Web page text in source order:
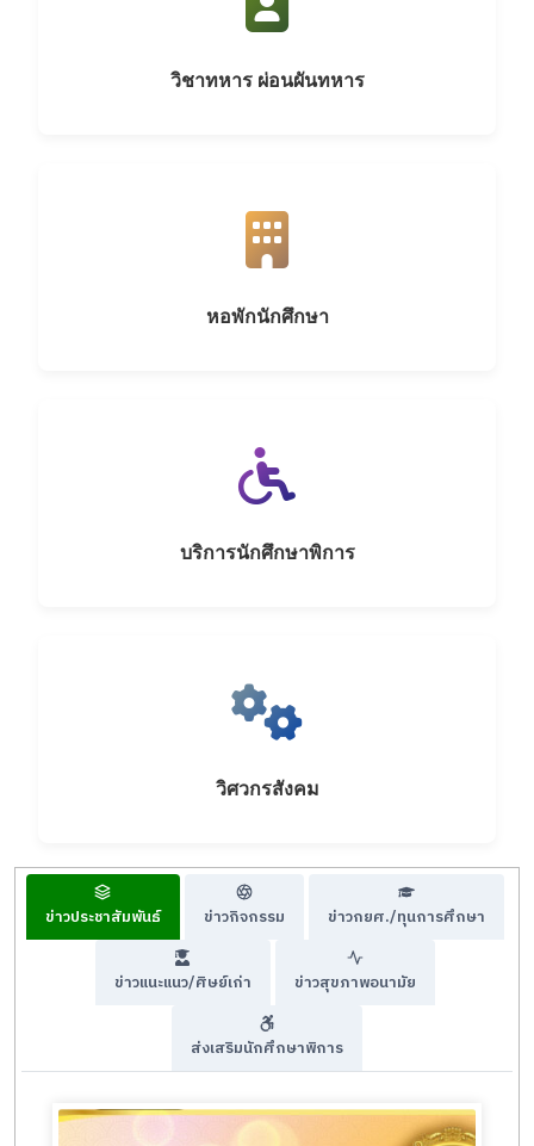
วิชาทหาร ผ่อนผันทหาร
หอพักนักศึกษา
บริการนักศึกษาพิการ
วิศวกรสังคม
ข่าวประชาสัมพันธ์ ข่าวกิจกรรม ข่าวกยศ./ทุนการศึกษา
ข่าวแนะแนว/ศิษย์เก่า ข่าวสุขภาพอนามัย
ส่งเสริมนักศึกษาพิการ